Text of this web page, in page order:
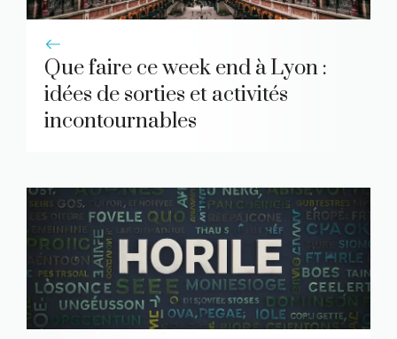
Que faire ce week end à Lyon :
idées de sorties et activités
incontournables